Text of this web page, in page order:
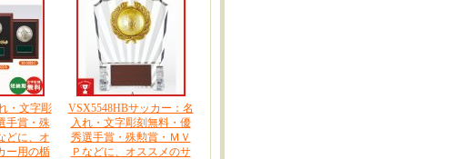
・文字彫
手賞・殊
どに、オ
ー用の楯
VSX5548HBサッカー：名
入れ・文字彫刻無料・優
秀選手賞・殊勲賞・ＭＶ
Ｐなどに、オススメのサ